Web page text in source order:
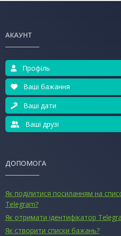
АКАУНТ
Профіль
Ваші бажання
Ваші дати
Ваші друзі
ДОПОМОГА
Як поділитися посиланням на
Telegram?
Як отримати ідентифікатор
Як створити списки бажань?